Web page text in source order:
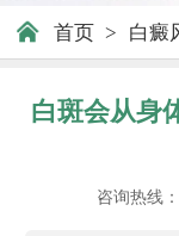
首页 > 白癜
白斑会从身
咨询热线：